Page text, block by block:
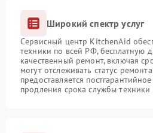
Широкий спектр услуг
Сервисный центр KitchenAid
техники по всей РФ, бесплатную
качественный ремонт, включая
могут отслеживать статус
предоставляется
продления срока службы техники